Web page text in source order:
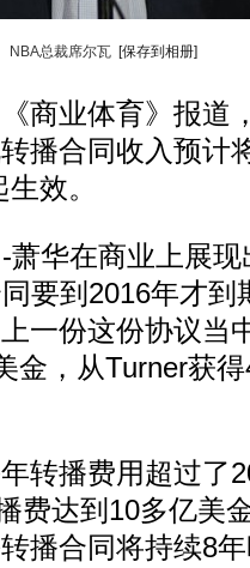
NBA总裁席尔瓦 [保存到相册]
商业体育》报道
播合同收入预计
效。
华在商业上展现
要到2016年才到
一份这份协议当
金，从Turner获
播费用超过了
费达到10多亿美
播合同将持续8